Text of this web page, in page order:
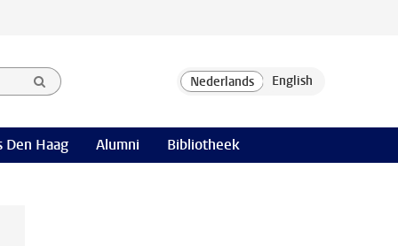
Den Haag Alumni Bibliotheek